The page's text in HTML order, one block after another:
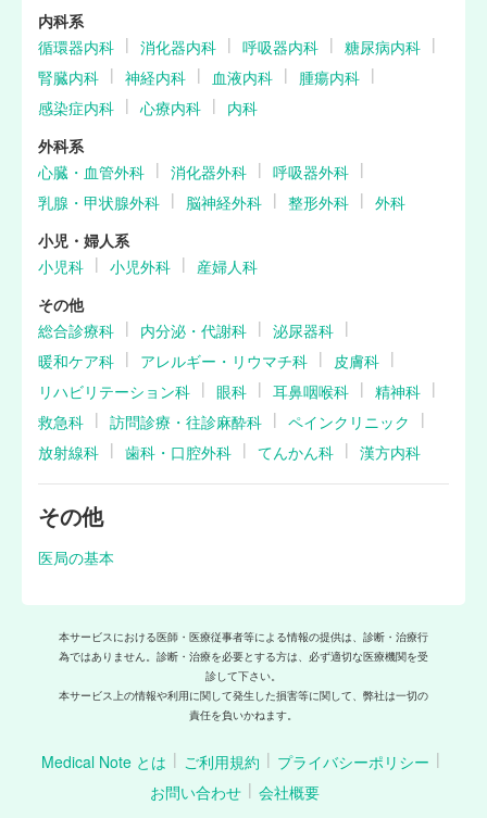
内科系
循環器内科
消化器内科 呼吸器内科
糖尿病内科
腎臓内科
神経内科 血液内科
腫瘍内科
感染症内科
心療内科
内科
外科系
心臓・血管外科
消化器外科
呼吸器外科
乳腺・甲状腺外科
脳神経外科 整形外科
外科
小児・婦人系
小児科
小児外科
産婦人科
その他
総合診療科
内分泌・代謝科
泌尿器科
暖和ケア科
アレルギー・リウマチ科
皮膚科
リハビリテーション科
眼科 耳鼻咽喉科
精神科
救急科
訪問診療・往診麻酔科
ペインクリニック
放射線科
歯科・口腔外科 てんかん科 漢方内科
その他
医局の基本
本サービスにおける医師・医療従事者等による情報の提供は、診断・治療行
為ではありません。診断・治療を必要とする方は、必ず適切な医療機関を受
診して下さい。
本サービス上の情報や利用に関して発生した損害等に関して、弊社は一切の
責任を負いかねます。
Medical Note とは ご利用規約
プライバシーポリシー
お問い合わせ
会社概要